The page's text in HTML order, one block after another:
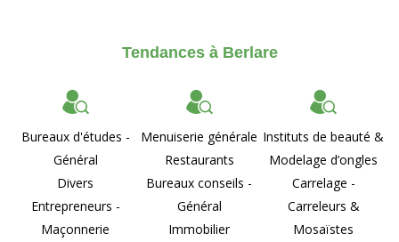
Tendances à Berlare
Bureaux d'études -
Général
Divers
Entrepreneurs -
Maçonnerie
Menuiserie générale
Restaurants
Bureaux conseils -
Général
Immobilier
Instituts de beauté &
Modelage d’ongles
Carrelage -
Carreleurs &
Mosaïstes